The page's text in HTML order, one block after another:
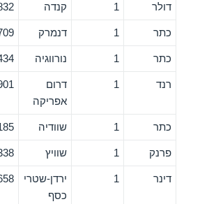
דולר 1 קנדה
כתר 1 דנמרק
כתר 1 נורווגיה
רנד 1
דרום
אפריקה
כתר 1 שוודיה
פרנק 1 שוויץ
דינר 1
ירדן-שטרי
כסף